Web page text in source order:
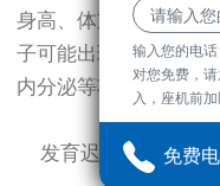
身高、体重、头围的
子可能出现了部分的
内分泌等项目以了解
发育迟缓的预防方法
输入您的电
对您免费，
入，座机前加
免费